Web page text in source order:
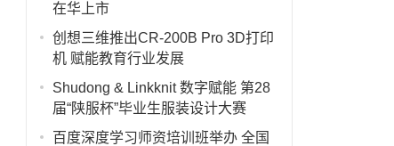
在华上市
创想三维推出CR-200B Pro 3D打印
机 赋能教育行业发展
Shudong & Linkknit 数字赋能 第28
届“陕服杯”毕业生服装设计大赛
百度深度学习师资培训班举办 全国